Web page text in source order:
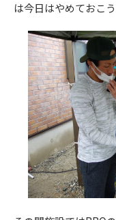
は今日はやめておこう